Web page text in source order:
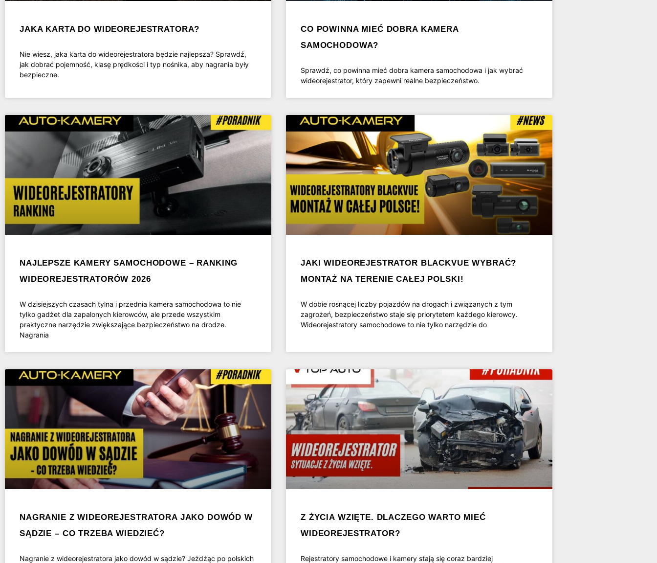
JAKA KARTA DO WIDEOREJESTRATORA?
Nie wiesz, jaka karta do wideorejestratora będzie najlepsza? Sprawdź,
jak dobrać pojemność, klasę prędkości i typ nośnika, aby nagrania były
bezpieczne.
CO POWINNA MIEĆ DOBRA KAMERA
SAMOCHODOWA?
Sprawdź, co powinna mieć dobra kamera samochodowa i jak wybrać
wideorejestrator, który zapewni realne bezpieczeństwo.
NAJLEPSZE KAMERY SAMOCHODOWE – RANKING
WIDEOREJESTRATORÓW 2026
W dzisiejszych czasach tylna i przednia kamera samochodowa to nie
tylko gadżet dla zapalonych kierowców, ale przede wszystkim
praktyczne narzędzie zwiększające bezpieczeństwo na drodze.
Nagrania
JAKI WIDEOREJESTRATOR BLACKVUE WYBRAĆ?
MONTAŻ NA TERENIE CAŁEJ POLSKI!
W dobie rosnącej liczby pojazdów na drogach i związanych z tym
zagrożeń, bezpieczeństwo staje się priorytetem każdego kierowcy.
Wideorejestratory samochodowe to nie tylko narzędzie do
NAGRANIE Z WIDEOREJESTRATORA JAKO DOWÓD W
SĄDZIE – CO TRZEBA WIEDZIEĆ?
Nagranie z wideorejestratora jako dowód w sądzie? Jeżdżąc po polskich
Z ŻYCIA WZIĘTE. DLACZEGO WARTO MIEĆ
WIDEOREJESTRATOR?
Rejestratory samochodowe i kamery stają się coraz bardziej